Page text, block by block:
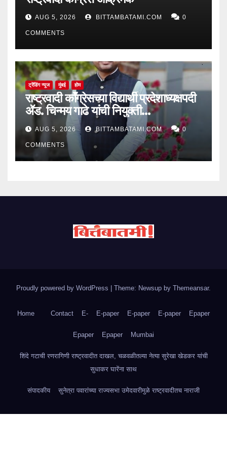
AUG 5, 2026 BITTAMBATAMI.COM 0
COMMENTS
ट्रेंडिंग न्यूज मुंबई होम
राष्ट्रवादी काँग्रेसच्या विद्यार्थी प्रदेशाध्यक्षपदी
ॲड. चिन्मय गाढे यांची नियुक्ती…
AUG 5, 2026 BITTAMBATAMI.COM 0
COMMENTS
Proudly powered by WordPress | Theme: Newsup by Themeansar.
Home Contact E- E-paper E-paper E-paper Epaper
Epaper Epaper Mumbai
शिंदे गटाची रणरागिणी राष्ट्रवादीत दाखल, चळवळीतल्या नेत्या सुरेखा खेडकर यांची
सुधाकर घारेंना साथ
संपादकीय सुनेत्रा पवारांच्या राज्यसभा उमेदवारीमुळे राष्ट्रवादीतच नाराजी